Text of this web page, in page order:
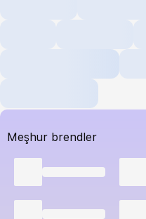
Meşhur brendler